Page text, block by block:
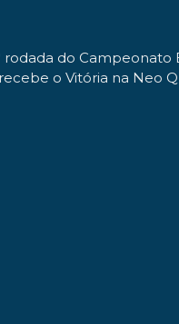
do
o Vitória na Neo